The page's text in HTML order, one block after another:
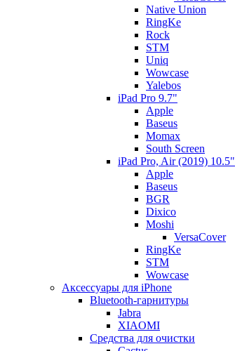
Native Union
RingKe
Rock
STM
Uniq
Wowcase
Yalebos
iPad Pro 9.7"
Apple
Baseus
Momax
South Screen
iPad Pro, Air (2019) 10.5"
Apple
Baseus
BGR
Dixico
Moshi
VersaCover
RingKe
STM
Wowcase
Аксессуары для iPhone
Bluetooth-гарнитуры
Jabra
XIAOMI
Cредства для очистки